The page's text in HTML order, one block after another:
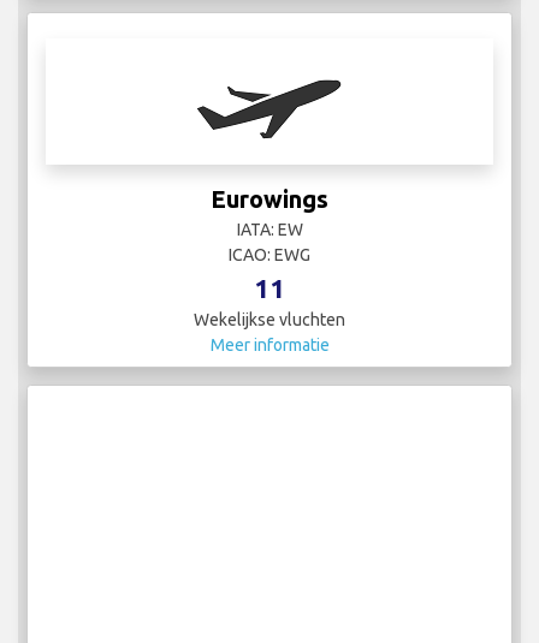
Eurowings
IATA: EW
ICAO: EWG
11
Wekelijkse vluchten
Meer informatie